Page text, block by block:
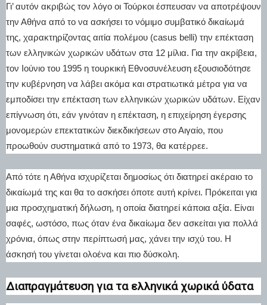
Γι’ αυτόν ακριβώς τον λόγο οι Τούρκοι έσπευσαν να αποτρέψουν
την Αθήνα από το να ασκήσει το νόμιμο συμβατικό δικαίωμά
της, χαρακτηρίζοντας αιτία πολέμου (casus belli) την επέκταση
των ελληνικών χωρικών υδάτων στα 12 μίλια. Για την ακρίβεια,
τον Ιούνιο του 1995 η τουρκική Εθνοσυνέλευση εξουσιοδότησε
την κυβέρνηση να λάβει ακόμα και στρατιωτικά μέτρα για να
εμποδίσει την επέκταση των ελληνικών χωρικών υδάτων. Είχαν
επίγνωση ότι, εάν γινόταν η επέκταση, η επιχείρηση έγερσης
μονομερών επεκτατικών διεκδικήσεων στο Αιγαίο, που
προωθούν συστηματικά από το 1973, θα κατέρρεε.
Από τότε η Αθήνα ισχυρίζεται δημοσίως ότι διατηρεί ακέραιο το
δικαίωμά της και θα το ασκήσει όποτε αυτή κρίνει. Πρόκειται για
μια προσχηματική δήλωση, η οποία διατηρεί κάποια αξία. Είναι
σαφές, ωστόσο, πως όταν ένα δικαίωμα δεν ασκείται για πολλά
χρόνια, όπως στην περίπτωσή μας, χάνει την ισχύ του. Η
άσκησή του γίνεται ολοένα και πιο δύσκολη.
Διαπραγμάτευση για τα ελληνικά χωρικά ύδατα